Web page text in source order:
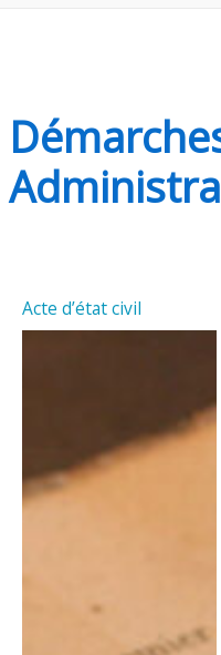
Acte d’état civil